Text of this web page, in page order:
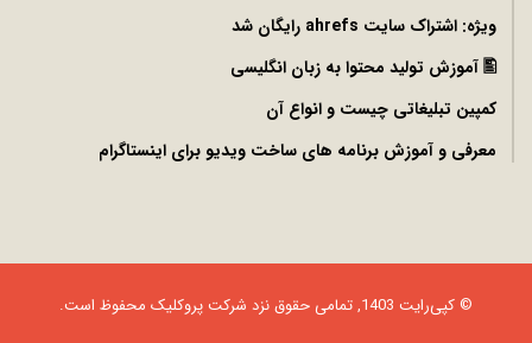
ویژه: اشتراک سایت ahrefs رایگان شد
🖺 آموزش تولید محتوا به زبان انگلیسی
کمپین تبلیغاتی چیست و انواع آن
معرفی و آموزش برنامه های ساخت ویدیو برای اینستاگرام
© کپی‌رایت 1403, تمامی حقوق نزد شرکت پروکلیک محفوظ است.